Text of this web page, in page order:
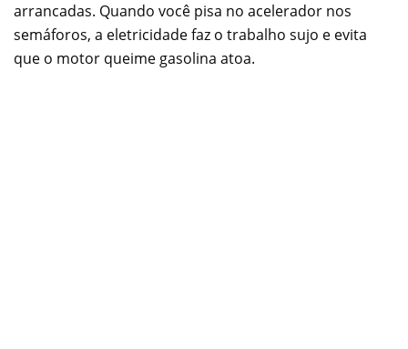
arrancadas. Quando você pisa no acelerador nos
semáforos, a eletricidade faz o trabalho sujo e evita
que o motor queime gasolina atoa.